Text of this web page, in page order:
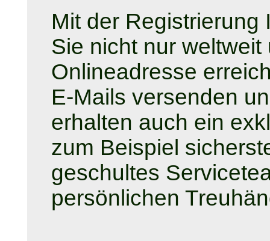
Mit der Registrierung
Sie nicht nur
Onlineadresse
E-Mails versenden
erhalten auch ein
zum Beispiel
geschultes
persönlichen